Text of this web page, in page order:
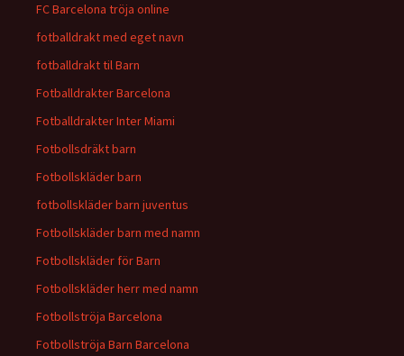
FC Barcelona tröja online
fotballdrakt med eget navn
fotballdrakt til Barn
Fotballdrakter Barcelona
Fotballdrakter Inter Miami
Fotbollsdräkt barn
Fotbollskläder barn
fotbollskläder barn juventus
Fotbollskläder barn med namn
Fotbollskläder för Barn
Fotbollskläder herr med namn
Fotbollströja Barcelona
Fotbollströja Barn Barcelona